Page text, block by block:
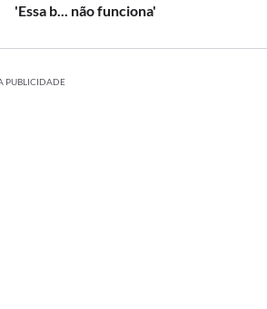
'Essa b... não funciona'
PUBLICIDADE